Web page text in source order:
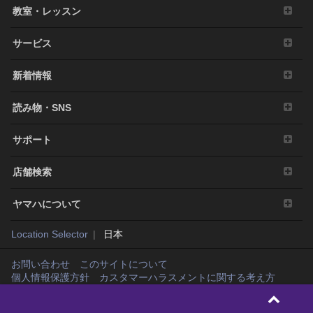
教室・レッスン
サービス
新着情報
読み物・SNS
サポート
店舗検索
ヤマハについて
Location Selector 日本
お問い合わせ
このサイトについて
個人情報保護方針
カスタマーハラスメントに関する考え方